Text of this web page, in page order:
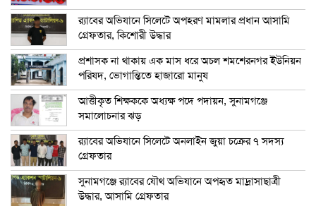
র‍্যাবের অভিযানে সিলেটে অপহরণ মামলার প্রধান আসামি
গ্রেফতার, কিশোরী উদ্ধার
প্রশাসক না থাকায় এক মাস ধরে অচল শমশেরনগর ইউনিয়ন
পরিষদ, ভোগান্তিতে হাজারো মানুষ
আত্তীকৃত শিক্ষককে অধ্যক্ষ পদে পদায়ন, সুনামগঞ্জে
সমালোচনার ঝড়
র‍্যাবের অভিযানে সিলেটে অনলাইন জুয়া চক্রের ৭ সদস্য
গ্রেফতার
সুনামগঞ্জে র‍্যাবের যৌথ অভিযানে অপহৃত মাদ্রাসাছাত্রী
উদ্ধার, আসামি গ্রেফতার